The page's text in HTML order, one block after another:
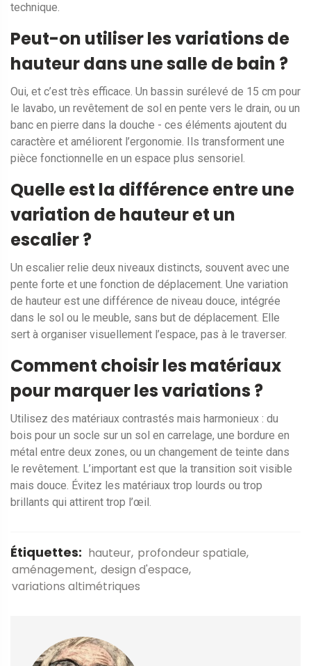
technique.
Peut-on utiliser les variations de
hauteur dans une salle de bain ?
Oui, et c’est très efficace. Un bassin surélevé de 15 cm pour
le lavabo, un revêtement de sol en pente vers le drain, ou un
banc en pierre dans la douche - ces éléments ajoutent du
caractère et améliorent l’ergonomie. Ils transforment une
pièce fonctionnelle en un espace plus sensoriel.
Quelle est la différence entre une
variation de hauteur et un
escalier ?
Un escalier relie deux niveaux distincts, souvent avec une
pente forte et une fonction de déplacement. Une variation
de hauteur est une différence de niveau douce, intégrée
dans le sol ou le meuble, sans but de déplacement. Elle
sert à organiser visuellement l’espace, pas à le traverser.
Comment choisir les matériaux
pour marquer les variations ?
Utilisez des matériaux contrastés mais harmonieux : du
bois pour un socle sur un sol en carrelage, une bordure en
métal entre deux zones, ou un changement de teinte dans
le revêtement. L’important est que la transition soit visible
mais douce. Évitez les matériaux trop lourds ou trop
brillants qui attirent trop l’œil.
Étiquettes: hauteur profondeur spatiale
aménagement design d'espace
variations altimétriques